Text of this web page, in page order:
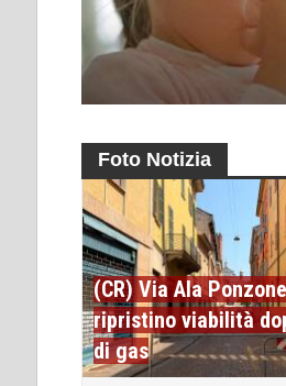
Foto Notizia
(CR) Via Ala
ripristino viabilità
di gas